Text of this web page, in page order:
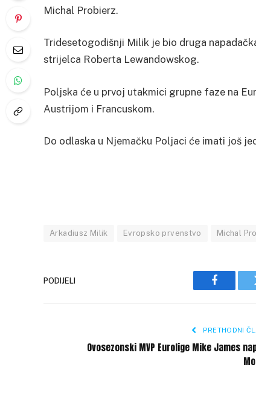
Michal Probierz.
Tridesetogodišnji Milik je bio druga
strijelca Roberta Lewandowskog.
Poljska će u prvoj utakmici grupne faze na
Austrijom i Francuskom.
Do odlaska u Njemačku Poljaci će imati još
Arkadiusz Milik Evropsko prvenstvo Michal
PODIJELI
Facebook
PRETHODNI
Ovosezonski MVP Eurolige Mike James